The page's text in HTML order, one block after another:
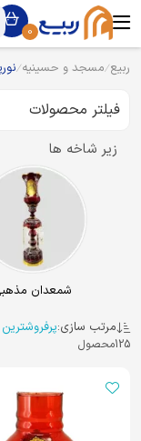
0
ربیع مسجد و حسینیه
فیلتر محصولات
زیر شاخه ها
شمعدان
مرتب سازی:
125محصول